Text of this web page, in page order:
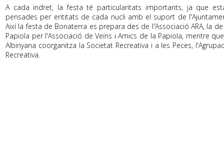
A cada indret, la festa té particularitats importants, ja que
pensades per entitats de cada nucli amb el suport de
Així la festa de Bonaterra es prepara des de l'Associació ARA, la
Papiola per l'Associació de Veïns i Amics de la Papiola, mentre
Albinyana coorganitza la Societat Recreativa i a les Peces,
Recreativa.